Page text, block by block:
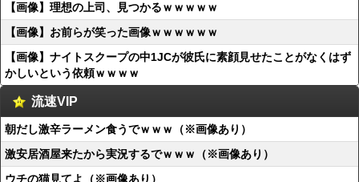
【画像】理想の上司、見つかるｗｗｗｗｗ
【画像】お前らが笑った画像ｗｗｗｗｗｗ
【画像】ナイトスクープの中1JCが彼氏に素顔見せたことがなくはず
かしいという依頼ｗｗｗｗ
流速VIP
朝だし激辛ラーメン食うでｗｗｗ（※画像あり）
激安居酒屋来たから実況するでｗｗｗ（※画像あり）
ウチの猫見てよ（※画像あり）